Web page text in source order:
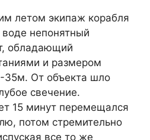
летом экипаж корабля
непонятный
обладающий
и размером
35м. От объекта шло
свечение.
15 минут перемещался
потом стремительно
все то же